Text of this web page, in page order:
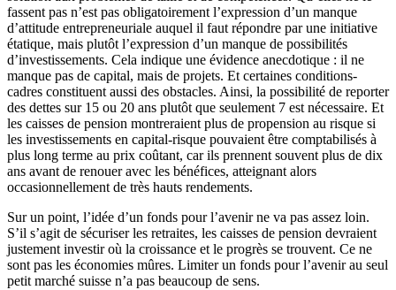
fassent pas n’est pas obligatoirement l’expression d’un manque
d’attitude entrepreneuriale auquel il faut répondre par une initiative
étatique, mais plutôt l’expression d’un manque de possibilités
d’investissements. Cela indique une évidence anecdotique : il ne
manque pas de capital, mais de projets. Et certaines conditions-
cadres constituent aussi des obstacles. Ainsi, la possibilité de reporter
des dettes sur 15 ou 20 ans plutôt que seulement 7 est nécessaire. Et
les caisses de pension montreraient plus de propension au risque si
les investissements en capital-risque pouvaient être comptabilisés à
plus long terme au prix coûtant, car ils prennent souvent plus de dix
ans avant de renouer avec les bénéfices, atteignant alors
occasionnellement de très hauts rendements.
Sur un point, l’idée d’un fonds pour l’avenir ne va pas assez loin.
S’il s’agit de sécuriser les retraites, les caisses de pension devraient
justement investir où la croissance et le progrès se trouvent. Ce ne
sont pas les économies mûres. Limiter un fonds pour l’avenir au seul
petit marché suisse n’a pas beaucoup de sens.